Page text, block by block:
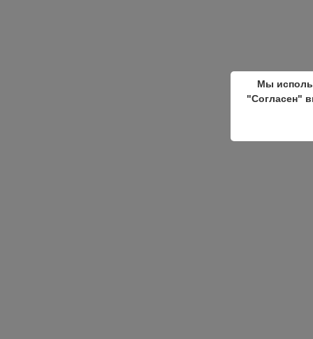
Мы
"Согласен"